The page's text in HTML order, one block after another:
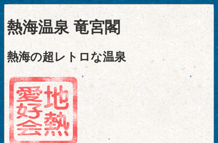
熱海温泉 竜宮閣
熱海の超レトロな温泉